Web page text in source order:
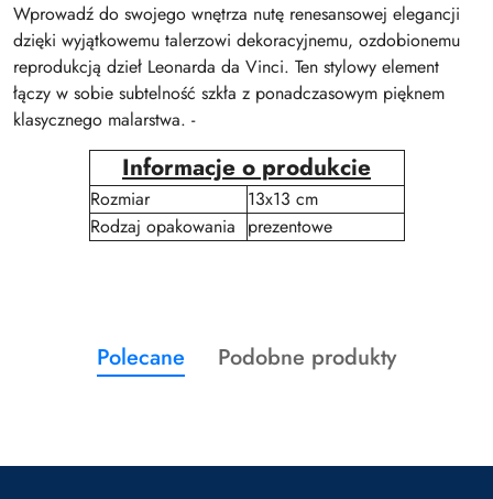
Wprowadź do swojego wnętrza nutę renesansowej elegancji
dzięki wyjątkowemu talerzowi dekoracyjnemu, ozdobionemu
reprodukcją dzieł Leonarda da Vinci. Ten stylowy element
łączy w sobie subtelność szkła z ponadczasowym pięknem
klasycznego malarstwa. -
Informacje o produkcie
Rozmiar
13x13 cm
Rodzaj opakowania prezentowe
Pomiń karuzelę produktów
Produkty
o
Polecane
Produkty
Podobne produkty